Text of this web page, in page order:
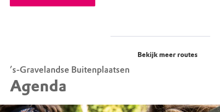
Bekijk meer routes
’s-Gravelandse Buitenplaatsen
Agenda